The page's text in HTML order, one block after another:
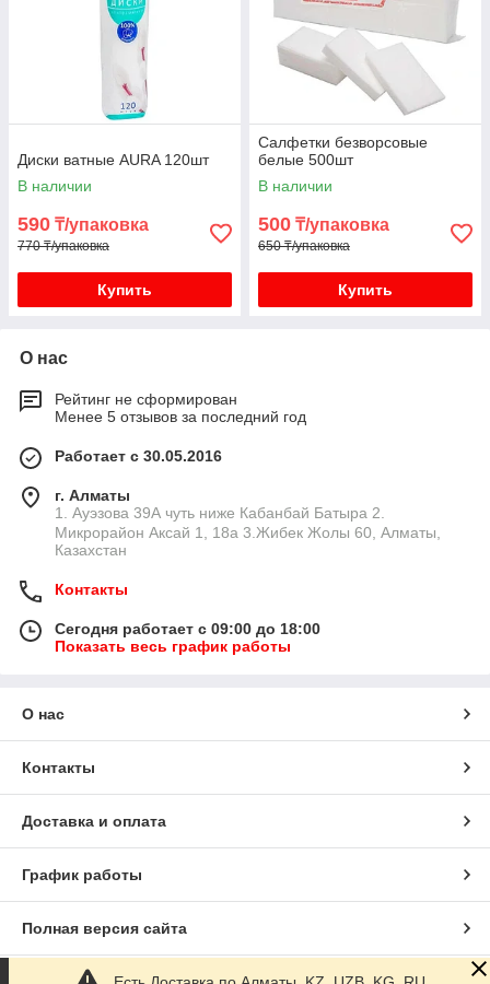
Диски ватные AURA 120шт
В наличии
590 ₸/упаковка
770 ₸/упаковка
Купить
Салфетки безворсовые
белые 500шт
В наличии
500 ₸/упаковка
650 ₸/упаковка
Купить
О нас
Рейтинг не сформирован
Менее 5 отзывов за последний год
Работает с 30.05.2016
г. Алматы
1. Ауэзова 39А чуть ниже Кабанбай Батыра ㅤㅤㅤㅤㅤㅤㅤㅤㅤㅤㅤㅤㅤㅤ2. ​
Микрорайон Аксай 1, 18а 3.Жибек Жолы 60, Алматы,
Казахстан
Контакты
Сегодня работает с 09:00 до 18:00
Показать весь график работы
О нас
Контакты
Доставка и оплата
График работы
Полная версия сайта